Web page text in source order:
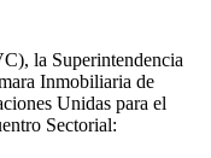
la Superintendencia
Inmobiliaria de
Unidas para el
Sectorial: